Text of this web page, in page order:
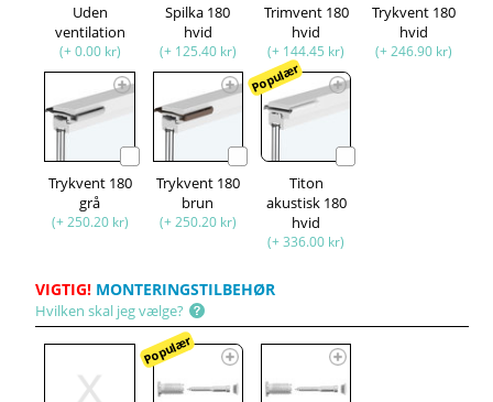
Uden
ventilation
(+ 0.00 kr)
Spilka 180
hvid
(+ 125.40 kr)
Trimvent 180
hvid
(+ 144.45 kr)
Trykvent 180
hvid
(+ 246.90 kr)
Trykvent 180
grå
(+ 250.20 kr)
Trykvent 180
brun
(+ 250.20 kr)
Populær
Titon
akustisk 180
hvid
(+ 336.00 kr)
VIGTIG! MONTERINGSTILBEHØR
Hvilken skal jeg vælge?
Populær